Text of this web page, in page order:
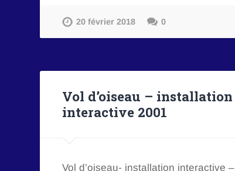
20 février 2018 0
Vol d’oiseau – installation
interactive 2001
Vol d’oiseau- installation interactive –